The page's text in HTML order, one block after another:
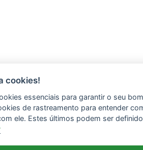
cookies!
essenciais para garantir o seu
de rastreamento para entender
ele. Estes últimos podem ser